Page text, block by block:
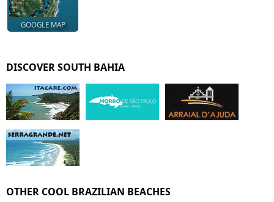
GOOGLE MAP
DISCOVER SOUTH BAHIA
OTHER COOL BRAZILIAN BEACHES